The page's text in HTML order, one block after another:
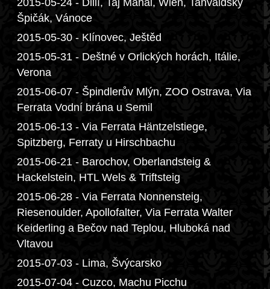
2015-05-24 - Dillí, Taj Mahal, Wien, Tanvaldský
Špičák, Vánoce
2015-05-30 - Klínovec, Ještěd
2015-05-31 - Deštné v Orlických horách, Itálie,
Verona
2015-06-07 - Špindlerův Mlýn, ZOO Ostrava, Via
Ferrata Vodní brána u Semil
2015-06-13 - Via Ferrata Häntzelstiege,
Spitzberg, Ferraty u Hirschbachu
2015-06-21 - Barochov, Oberlandsteig &
Hackelstein, HTL Wels & Triftsteig
2015-06-28 - Via Ferrata Nonnensteig,
Riesenoulder, Apollofalter, Via Ferrata Walter
Keiderling a Bečov nad Teplou, Hluboká nad
Vltavou
2015-07-03 - Lima, Švýcarsko
2015-07-04 - Cuzco, Machu Picchu